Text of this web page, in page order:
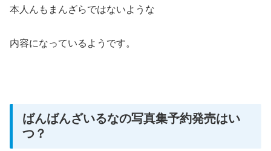
本人んもまんざらではないような
内容になっているようです。
ばんばんざいるなの写真集予約発売はい
つ？